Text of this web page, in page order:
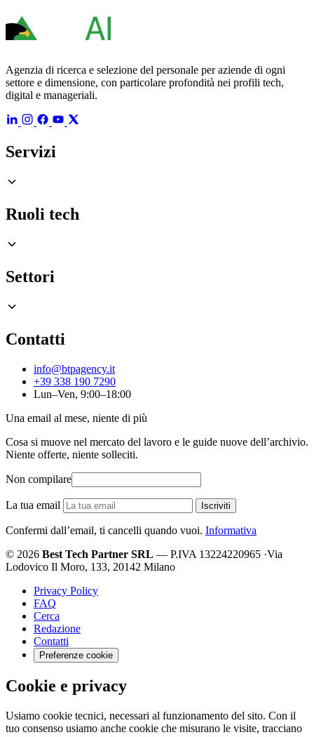
Agenzia di ricerca e selezione del personale per aziende di ogni
settore e dimensione, con particolare profondità nei profili tech,
digital e manageriali.
Servizi
Ruoli tech
Settori
Contatti
info@btpagency.it
+39 338 190 7290
Lun–Ven, 9:00–18:00
Una email al mese, niente di più
Cosa si muove nel mercato del lavoro e le guide nuove dell’archivio.
Niente offerte, niente solleciti.
Non compilare
La tua email Iscriviti
Confermi dall’email, ti cancelli quando vuoi. Informativa
© 2026 Best Tech Partner SRL — P.IVA 13224220965 ·Via
Lodovico Il Moro, 133, 20142 Milano
Privacy Policy
FAQ
Cerca
Redazione
Contatti
Preferenze cookie
Cookie e privacy
Usiamo cookie tecnici, necessari al funzionamento del sito. Con il
tuo consenso usiamo anche cookie che misurano le visite, tracciano